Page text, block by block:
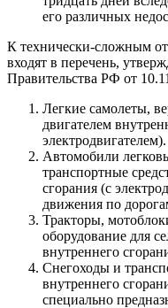
его различных
К технически-сложным
входят в перечень,
Правительства РФ от
Легкие самолеты,
двигателем
электродвигателем).
Автомобили
транспортные
сгорания (с
движения по
Тракторы,
оборудование для
внутреннего
Снегоходы и
внутреннего
специально